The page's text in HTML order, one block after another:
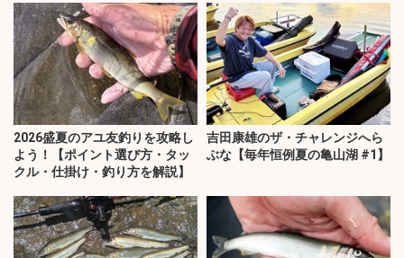
2026盛夏のアユ友釣りを攻略し
よう！【ポイント選び方・タッ
クル・仕掛け・釣り方を解説】
吉田康雄のザ・チャレンジへら
ぶな【毎年恒例夏の亀山湖 #1】